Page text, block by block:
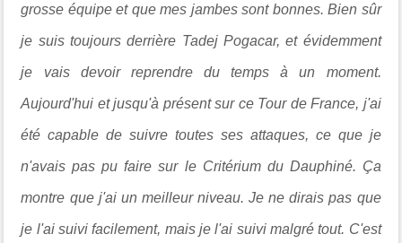
grosse équipe et que mes jambes sont bonnes. Bien sûr
je suis toujours derrière Tadej Pogacar, et évidemment
je vais devoir reprendre du temps à un moment.
Aujourd'hui et jusqu'à présent sur ce Tour de France, j'ai
été capable de suivre toutes ses attaques, ce que je
n'avais pas pu faire sur le Critérium du Dauphiné. Ça
montre que j'ai un meilleur niveau. Je ne dirais pas que
je l'ai suivi facilement, mais je l'ai suivi malgré tout. C'est